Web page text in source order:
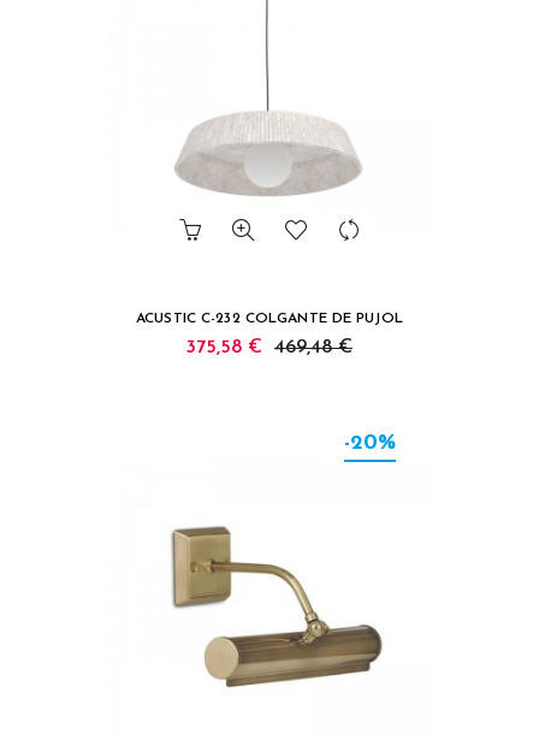
ACUSTIC C-232 COLGANTE DE PUJOL
375,58 € 469,48 €
-20%